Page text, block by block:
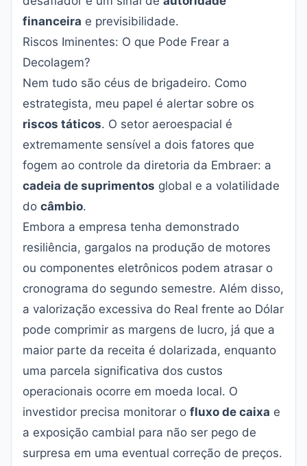
financeira e previsibilidade.
Riscos Iminentes: O que Pode Frear a
Decolagem?
Nem tudo são céus de brigadeiro. Como
estrategista, meu papel é alertar sobre os
riscos táticos. O setor aeroespacial é
extremamente sensível a dois fatores que
fogem ao controle da diretoria da Embraer: a
cadeia de suprimentos global e a volatilidade
do câmbio.
Embora a empresa tenha demonstrado
resiliência, gargalos na produção de motores
ou componentes eletrônicos podem atrasar o
cronograma do segundo semestre. Além disso,
a valorização excessiva do Real frente ao Dólar
pode comprimir as margens de lucro, já que a
maior parte da receita é dolarizada, enquanto
uma parcela significativa dos custos
operacionais ocorre em moeda local. O
investidor precisa monitorar o fluxo de caixa e
a exposição cambial para não ser pego de
surpresa em uma eventual correção de preços.